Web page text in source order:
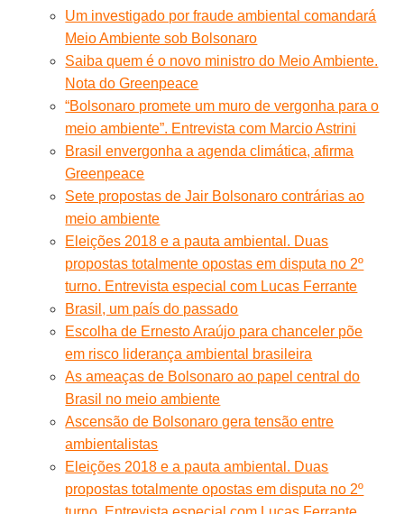
Um investigado por fraude ambiental comandará
Meio Ambiente sob Bolsonaro
Saiba quem é o novo ministro do Meio Ambiente.
Nota do Greenpeace
“Bolsonaro promete um muro de vergonha para o
meio ambiente”. Entrevista com Marcio Astrini
Brasil envergonha a agenda climática, afirma
Greenpeace
Sete propostas de Jair Bolsonaro contrárias ao
meio ambiente
Eleições 2018 e a pauta ambiental. Duas
propostas totalmente opostas em disputa no 2º
turno. Entrevista especial com Lucas Ferrante
Brasil, um país do passado
Escolha de Ernesto Araújo para chanceler põe
em risco liderança ambiental brasileira
As ameaças de Bolsonaro ao papel central do
Brasil no meio ambiente
Ascensão de Bolsonaro gera tensão entre
ambientalistas
Eleições 2018 e a pauta ambiental. Duas
propostas totalmente opostas em disputa no 2º